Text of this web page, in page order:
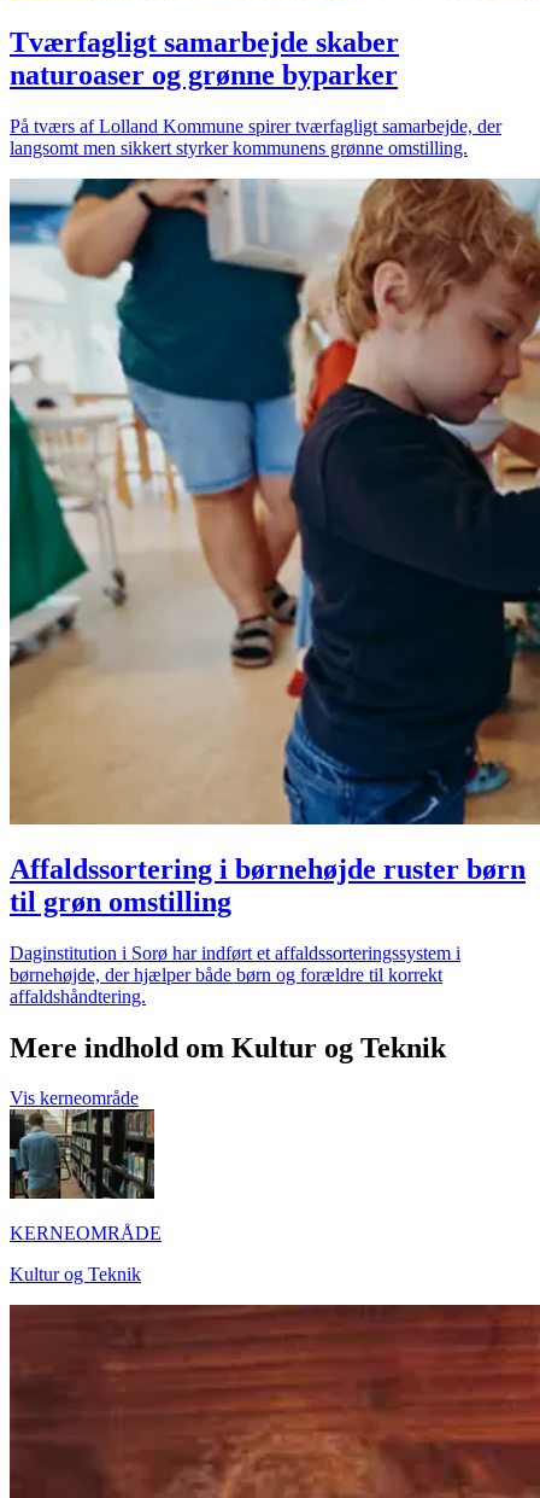
Tværfagligt samarbejde skaber
naturoaser og grønne byparker
På tværs af Lolland Kommune spirer tværfagligt samarbejde, der
langsomt men sikkert styrker kommunens grønne omstilling.
Affaldssortering i børnehøjde ruster børn
til grøn omstilling
Daginstitution i Sorø har indført et affaldssorteringssystem i
børnehøjde, der hjælper både børn og forældre til korrekt
affaldshåndtering.
Mere indhold om Kultur og Teknik
Vis kerneområde
KERNEOMRÅDE
Kultur og Teknik